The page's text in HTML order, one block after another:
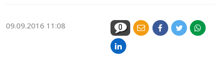
09.09.2016 11:08 0